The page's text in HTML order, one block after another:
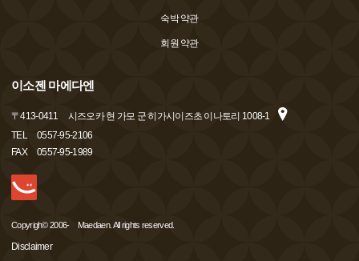
숙박 약관
회원 약관
이소젠 마에다엔
〒413-0411
시즈오카 현 가모 군 히가시이즈초 이나토리 1008-1
TEL
0557-95-2106
FAX
0557-95-1989
Copyrigh© 2006- Maedaen. All rights reserved.
Disclaimer